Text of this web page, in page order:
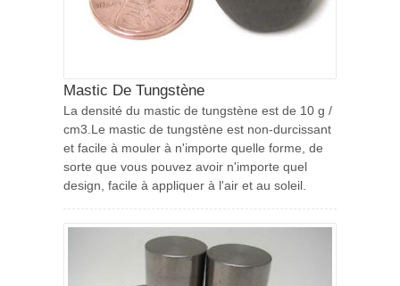
Mastic De Tungstène
La densité du mastic de tungstène est de 10 g /
cm3.Le mastic de tungstène est non-durcissant
et facile à mouler à n'importe quelle forme, de
sorte que vous pouvez avoir n'importe quel
design, facile à appliquer à l'air et au soleil.